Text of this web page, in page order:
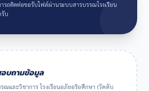
รถติดต่อขอรับไฟล์ผ่านระบบสารบรรณโรงเรียน
รับ
บถามข้อมูล
รณและวิชาการ โรงเรียนอภัยอริยศึกษา (วัดดับ